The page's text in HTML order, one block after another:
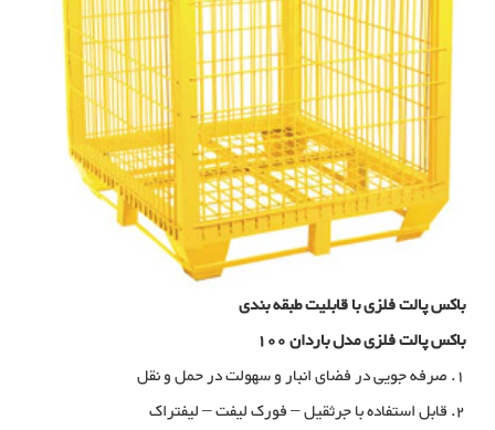
باکس پالت فلزی با قابلیت طبقه بندی
باکس پالت فلزی مدل باردان 100
1. صرفه جویی در فضای انبار و سهولت در حمل و نقل
2. قابل استفاده با جرثقیل – فورک لیفت – لیفتراک